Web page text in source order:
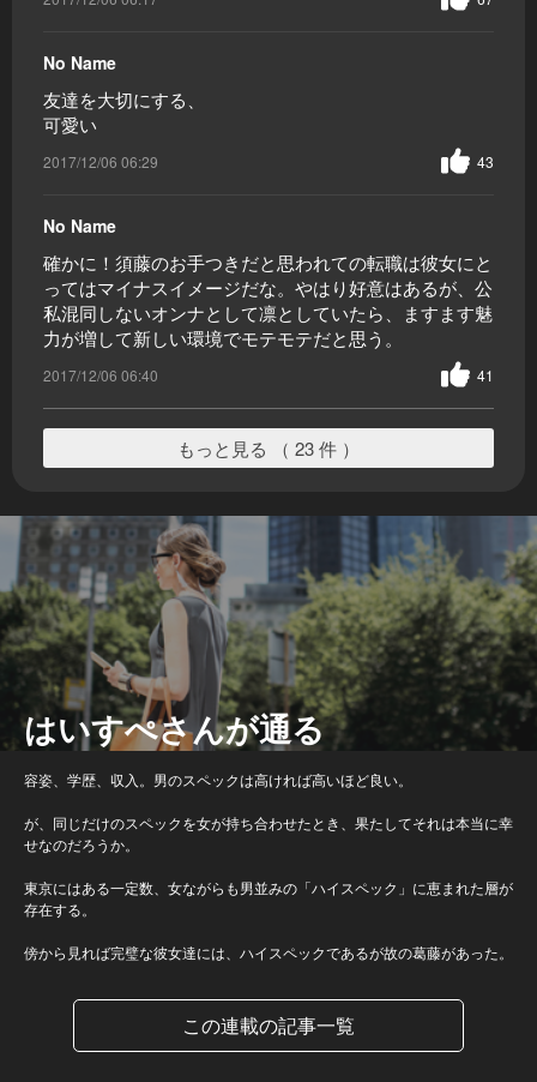
No Name
友達を大切にする、
可愛い
2017/12/06 06:29 43
No Name
確かに！須藤のお手つきだと思われての転職は彼女にと
ってはマイナスイメージだな。やはり好意はあるが、公
私混同しないオンナとして凛としていたら、ますます魅
力が増して新しい環境でモテモテだと思う。
2017/12/06 06:40 41
もっと見る （ 23 件 ）
はいすぺさんが通る
容姿、学歴、収入。男のスペックは高ければ高いほど良い。
が、同じだけのスペックを女が持ち合わせたとき、果たしてそれは本当に幸
せなのだろうか。
東京にはある一定数、女ながらも男並みの「ハイスペック」に恵まれた層が
存在する。
傍から見れば完璧な彼女達には、ハイスペックであるが故の葛藤があった。
この連載の記事一覧